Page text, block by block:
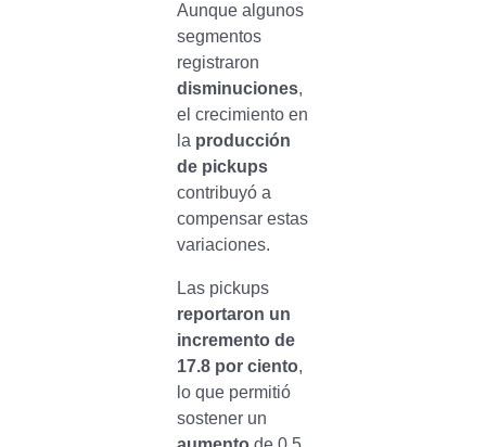
Aunque algunos
segmentos
registraron
disminuciones,
el crecimiento en
la producción
de pickups
contribuyó a
compensar estas
variaciones.
Las pickups
reportaron un
incremento de
17.8 por ciento,
lo que permitió
sostener un